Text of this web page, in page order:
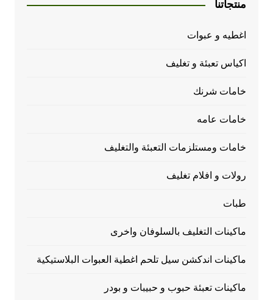
منتجاتنا
اغطيه و عبوات
اكياس تعبئة و تغليف
خامات شرنك
خامات عامه
خامات ومستلزمات التعبئة والتغليف
رولات و افلام تغليف
طبات
ماكينات التغليف بالسلوفان واخرى
ماكينات اندكشن سيل تلحم اغطية العبوات البلاستيكية
ماكينات تعبئة حبوب و حبيبات و بودر